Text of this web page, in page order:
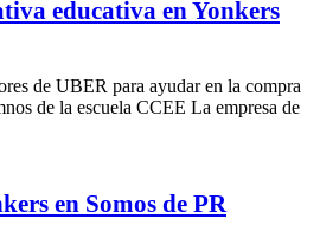
educativa en Yonkers
de UBER para ayudar en la compra
de la escuela CCEE La empresa de
en Somos de PR